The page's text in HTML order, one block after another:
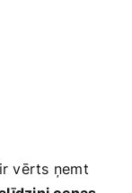
vērts ņemt